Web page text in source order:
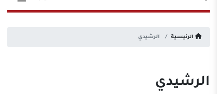
الرئيسية الرشيدي
الرشيدي